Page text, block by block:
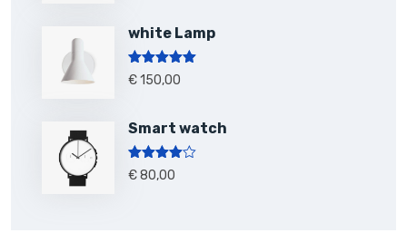
white Lamp
Note5.00
sur 5
€150,00
Smart watch
Note 4.00
sur 5
€80,00